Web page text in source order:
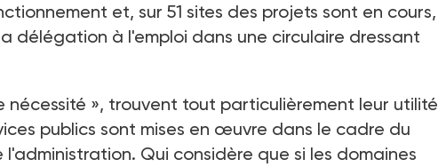
et, sur 51 sites des projets sont en cours,
délégation à l'emploi dans une circulaire dressant
», trouvent tout particulièrement leur utilité
publics sont mises en œuvre dans le cadre du
l'administration. Qui considère que si les domaines